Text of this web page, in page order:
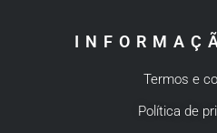
Termos e
Política de